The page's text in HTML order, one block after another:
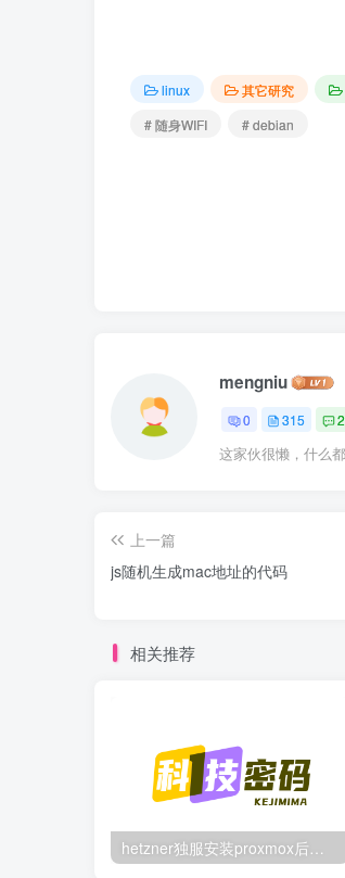
linux 其它研究
# 随身WIFI
# debian
mengniu
0 315
这家伙很懒，什么
上一篇
js随机生成mac地址的代码
相关推荐
hetzner独服安装proxmox后，配置NAT网络（为单IP创建多个虚拟机做准备）